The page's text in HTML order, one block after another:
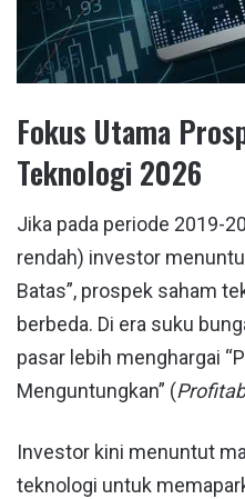
Fokus Utama
Teknologi 2026
Jika pada periode 2019-
rendah) investor
Batas”, prospek saham
berbeda. Di era suku
pasar lebih menghargai
Menguntungkan” (
Investor kini menuntut
teknologi untuk